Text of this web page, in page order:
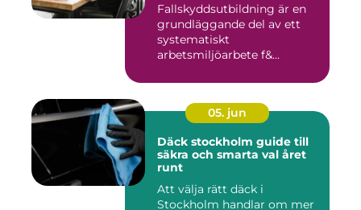
Fallskyddsutbildning är en
grundläggande del av ett
systematiskt
arbetsmiljöarbete f&...
05. jun
Däck stockholm guide till
säkra och smarta val året
runt
Att välja rätt däck i
Stockholm handlar om mer